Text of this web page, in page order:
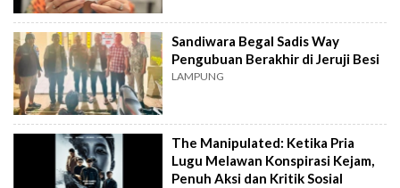
Sandiwara Begal Sadis Way
Pengubuan Berakhir di Jeruji Besi
LAMPUNG
The Manipulated: Ketika Pria
Lugu Melawan Konspirasi Kejam,
Penuh Aksi dan Kritik Sosial